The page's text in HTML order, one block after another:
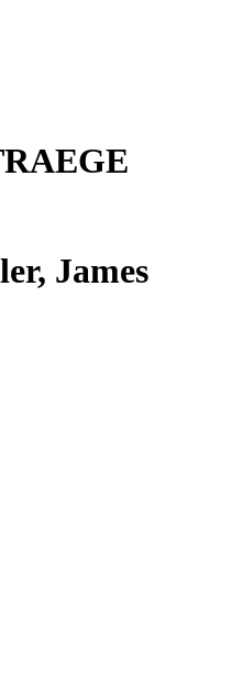
James